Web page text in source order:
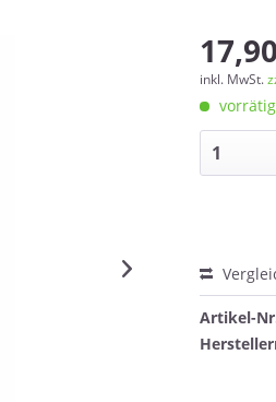
inkl. MwSt.
Artikel-